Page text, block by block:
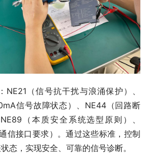
（信号抗干扰与浪涌保护）、
信号故障状态）、NE44（回路断
（本质安全系统选型原则）、
信接口要求）。通过这些标准，控制
态，实现安全、可靠的信号诊断。